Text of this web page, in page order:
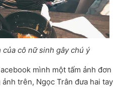
cô nữ sinh gây chú ý
mình một tấm ảnh đơn
trên, Ngọc Trân đưa hai tay